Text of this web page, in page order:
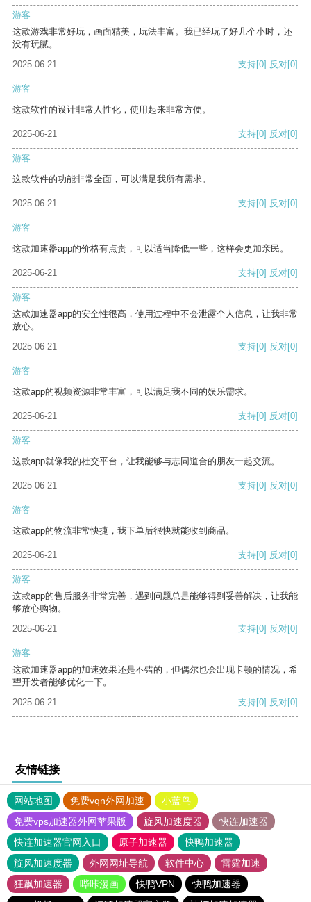
游客
这款游戏非常好玩，画面精美，玩法丰富。我已经玩了好几个小时，还
没有玩腻。
2025-06-21
支持[0] 反对[0]
游客
这款软件的设计非常人性化，使用起来非常方便。
2025-06-21 支持[0] 反对[0]
游客
这款软件的功能非常全面，可以满足我所有需求。
2025-06-21 支持[0] 反对[0]
游客
这款加速器app的价格有点贵，可以适当降低一些，这样会更加亲民。
2025-06-21 支持[0] 反对[0]
游客
这款加速器app的安全性很高，使用过程中不会泄露个人信息，让我非常
放心。
2025-06-21
支持[0] 反对[0]
游客
这款app的视频资源非常丰富，可以满足我不同的娱乐需求。
2025-06-21 支持[0] 反对[0]
游客
这款app就像我的社交平台，让我能够与志同道合的朋友一起交流。
2025-06-21 支持[0] 反对[0]
游客
这款app的物流非常快捷，我下单后很快就能收到商品。
2025-06-21 支持[0] 反对[0]
游客
这款app的售后服务非常完善，遇到问题总是能够得到妥善解决，让我能
够放心购物。
2025-06-21
支持[0] 反对[0]
游客
这款加速器app的加速效果还是不错的，但偶尔也会出现卡顿的情况，希
望开发者能够优化一下。
2025-06-21
支持[0] 反对[0]
友情链接
网站地图 免费vqn外网加速
小蓝鸟
免费vps加速器外网苹果版
旋风加速度器
快连加速器
快连加速器官网入口
原子加速器
快鸭加速器
旋风加速度器
外网网址导航 软件中心
雷霆加速
狂飙加速器
哔咔漫画 快鸭VPN
快鸭加速器